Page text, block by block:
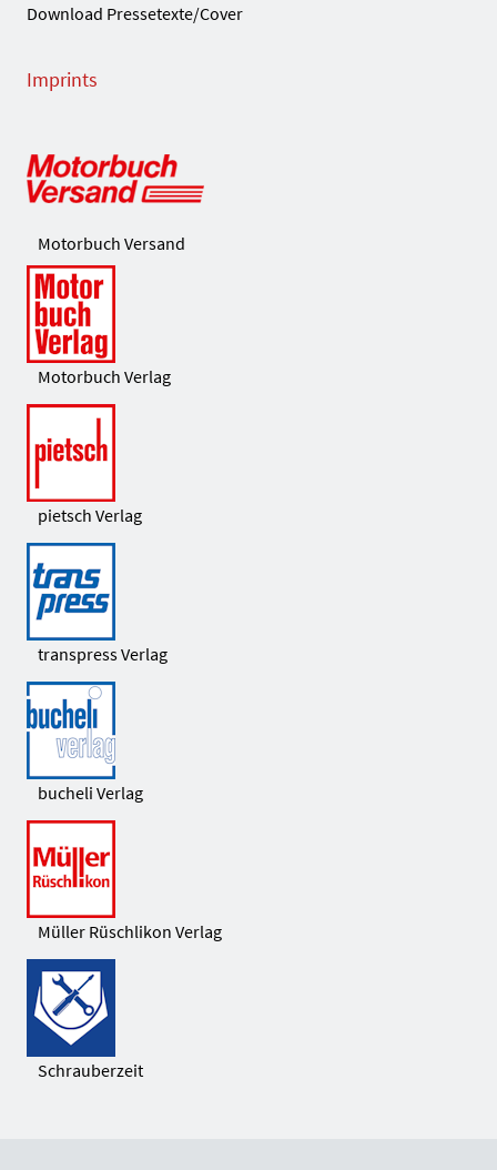
Download Pressetexte/Cover
Imprints
Motorbuch Versand
Motorbuch Verlag
pietsch Verlag
transpress Verlag
bucheli Verlag
Müller Rüschlikon Verlag
Schrauberzeit